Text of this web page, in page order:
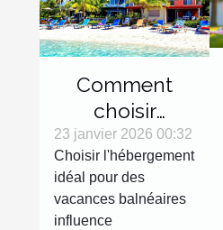
Comment
choisir
l'hébergement
idéal pour vos
vacances
balnéaires ?
23 janvier 2026 00:32
Choisir l'hébergement
idéal pour des
vacances balnéaires
influence